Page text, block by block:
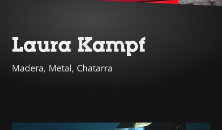
Laura Kampf
Madera, Metal, Chatarra